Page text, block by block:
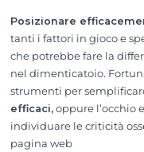
Posizionare
tanti i fattori in gioco e
che potrebbe fare la
nel dimenticatoio.
strumenti per
efficaci,oppure l’occhio
individuare le criticità
pagina web